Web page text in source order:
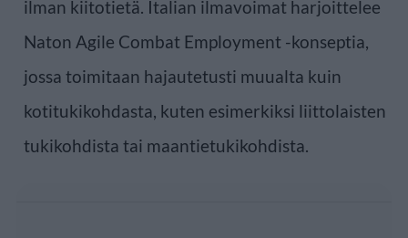
ilman kiitotietä. Italian ilmavoimat harjoittelee
Naton Agile Combat Employment -konseptia,
jossa toimitaan hajautetusti muualta kuin
kotitukikohdasta, kuten esimerkiksi liittolaisten
tukikohdista tai maantietukikohdista.